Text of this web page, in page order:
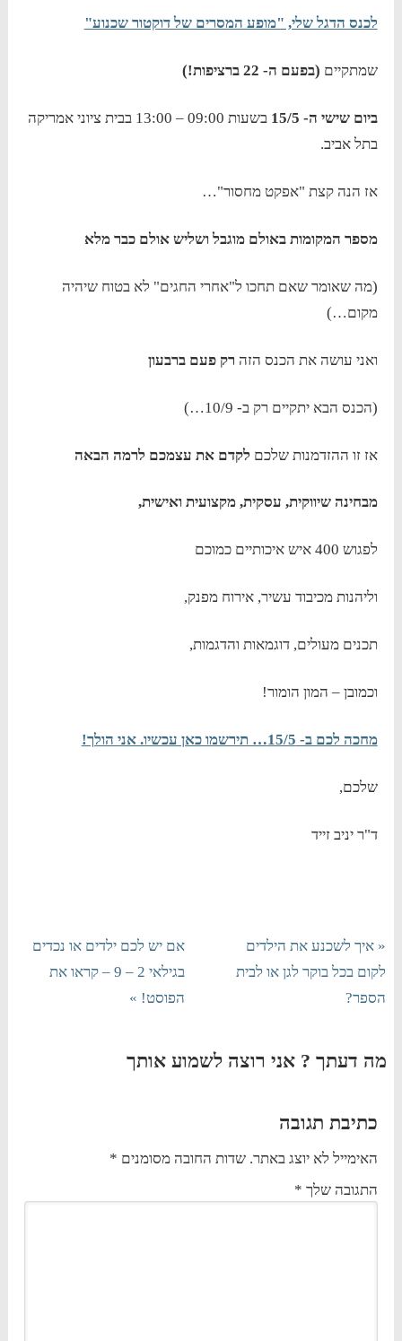
לכנס הדגל שלי, "מופע המסרים של דוקטור שכנוע"
שמתקיים (בפעם ה- 22 ברציפות!)
ביום שישי ה- 15/5
בשעות 09:00 – 13:00 בבית ציוני אמריקה
בתל אביב.
אז הנה קצת "אפקט מחסור"…
מספר המקומות באולם מוגבל ושליש אולם כבר מלא
(מה שאומר שאם תחכו ל"אחרי החגים" לא בטוח שיהיה
מקום…)
ואני עושה את הכנס הזה רק פעם ברבעון
(הכנס הבא יתקיים רק ב- 10/9…)
אז זו ההזדמנות שלכם לקדם את עצמכם לרמה הבאה
מבחינה שיווקית, עסקית, מקצועית ואישית,
לפגוש 400 איש איכותיים כמוכם
וליהנות מכיבוד עשיר, אירוח מפנק,
תכנים מעולים, דוגמאות והדגמות,
וכמובן – המון הומור!
מחכה לכם ב- 15/5… תירשמו כאן עכשיו. אני הולך!
שלכם,
ד"ר יניב זייד
« איך לשכנע את הילדים
לקום בכל בוקר לגן או לבית
הספר?
אם יש לכם ילדים או נכדים
בגילאי 2 – 9 – קראו את
הפוסט! »
מה דעתך ? אני רוצה לשמוע אותך
כתיבת תגובה
האימייל לא יוצג באתר. שדות החובה מסומנים *
התגובה שלך *